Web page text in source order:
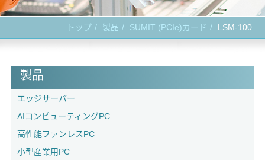
トップ 製品 SUMIT (PCIe)カード LSM-100
製品
エッジサーバー
AIコンピューティングPC
高性能ファンレスPC
小型産業用PC